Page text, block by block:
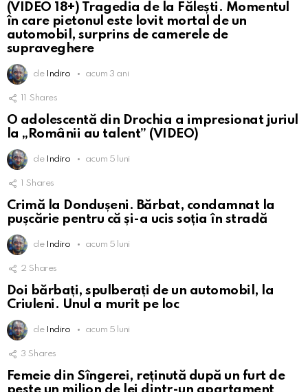
(VIDEO 18+) Tragedia de la Fălești. Momentul
în care pietonul este lovit mortal de un
automobil, surprins de camerele de
supraveghere
de Indiro acum 3 ani
11 Shares
O adolescentă din Drochia a impresionat juriul
la „Românii au talent” (VIDEO)
de Indiro acum 5 luni
1 Shares
Crimă la Dondușeni. Bărbat, condamnat la
pușcărie pentru că și-a ucis soția în stradă
de Indiro acum 5 luni
2 Shares
Doi bărbați, spulberați de un automobil, la
Criuleni. Unul a murit pe loc
de Indiro acum 5 luni
3 Shares
Femeie din Sîngerei, reținută după un furt de